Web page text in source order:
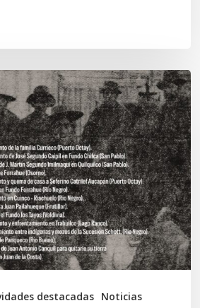
destacadas Noticias